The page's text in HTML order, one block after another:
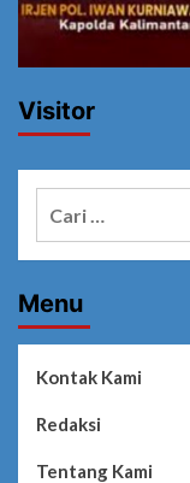
Visitor
Menu
Kontak Kami
Redaksi
Tentang Kami